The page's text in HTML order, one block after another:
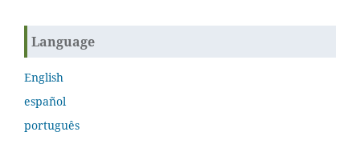
Language
English
español
português